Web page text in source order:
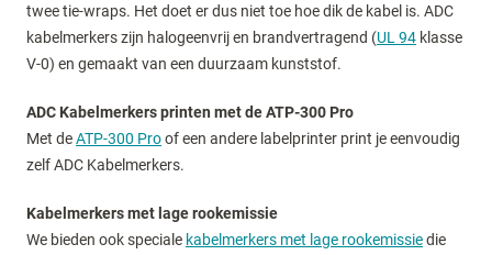
twee tie-wraps. Het doet er dus niet toe hoe dik de kabel is. ADC
kabelmerkers zijn halogeenvrij en brandvertragend (UL 94 klasse
V-0) en gemaakt van een duurzaam kunststof.
ADC Kabelmerkers printen met de ATP-300 Pro
Met deATP-300 Proof een andere labelprinter print je eenvoudig
zelf ADC Kabelmerkers.
Kabelmerkers met lage rookemissie
We bieden ook speciale kabelmerkers met lage rookemissiedie